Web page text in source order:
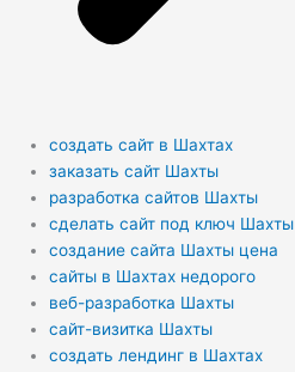
создать сайт в Шахтах
заказать сайт Шахты
разработка сайтов Шахты
сделать сайт под ключ Шахты
создание сайта Шахты цена
сайты в Шахтах недорого
веб-разработка Шахты
сайт-визитка Шахты
создать лендинг в Шахтах